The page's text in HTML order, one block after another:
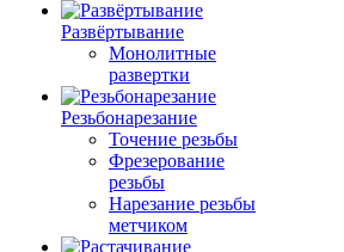
Развёртывание
Монолитные
развертки
Резьбонарезание
Точение резьбы
Фрезерование
резьбы
Нарезание резьбы
метчиком